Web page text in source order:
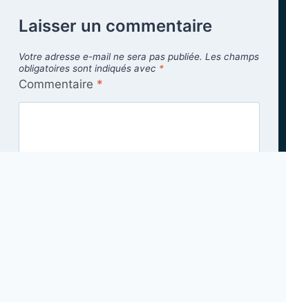
Laisser un commentaire
Votre adresse e-mail ne sera pas publiée. Les champs
obligatoires sont indiqués avec *
Commentaire *